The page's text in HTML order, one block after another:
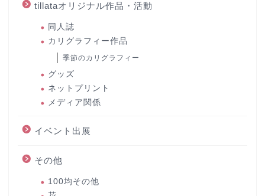
tillataオリジナル作品・活動
同人誌
カリグラフィー作品
季節のカリグラフィー
グッズ
ネットプリント
メディア関係
イベント出展
その他
100均その他